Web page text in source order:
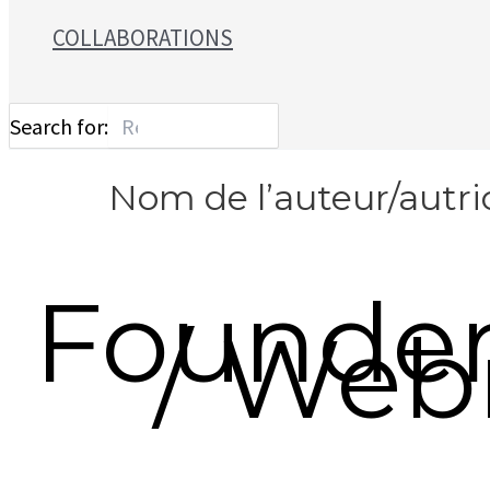
COLLABORATIONS
Search for:
Nom de l’auteur/
/